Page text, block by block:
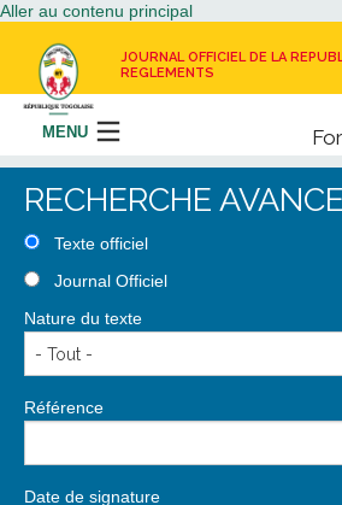
Aller au contenu principal
JOURNAL OFFICIEL DE LA
REGLEMENTS
MENU
LE JOURNAL OFFICIEL
RECEVOIR LE JOURNAL OFFICIEL
NOUS CONTACTER
RECHERCHE
Texte officiel
Journal Officiel
Nature du texte
Référence
Date de signature